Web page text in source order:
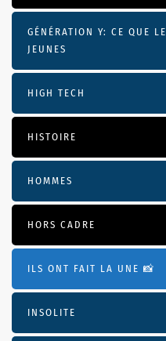
GÉNÉRATION Y: CE QUE
JEUNES
HIGH TECH
HISTOIRE
HOMMES
HORS CADRE
ILS ONT FAIT LA UNE 📸
INSOLITE